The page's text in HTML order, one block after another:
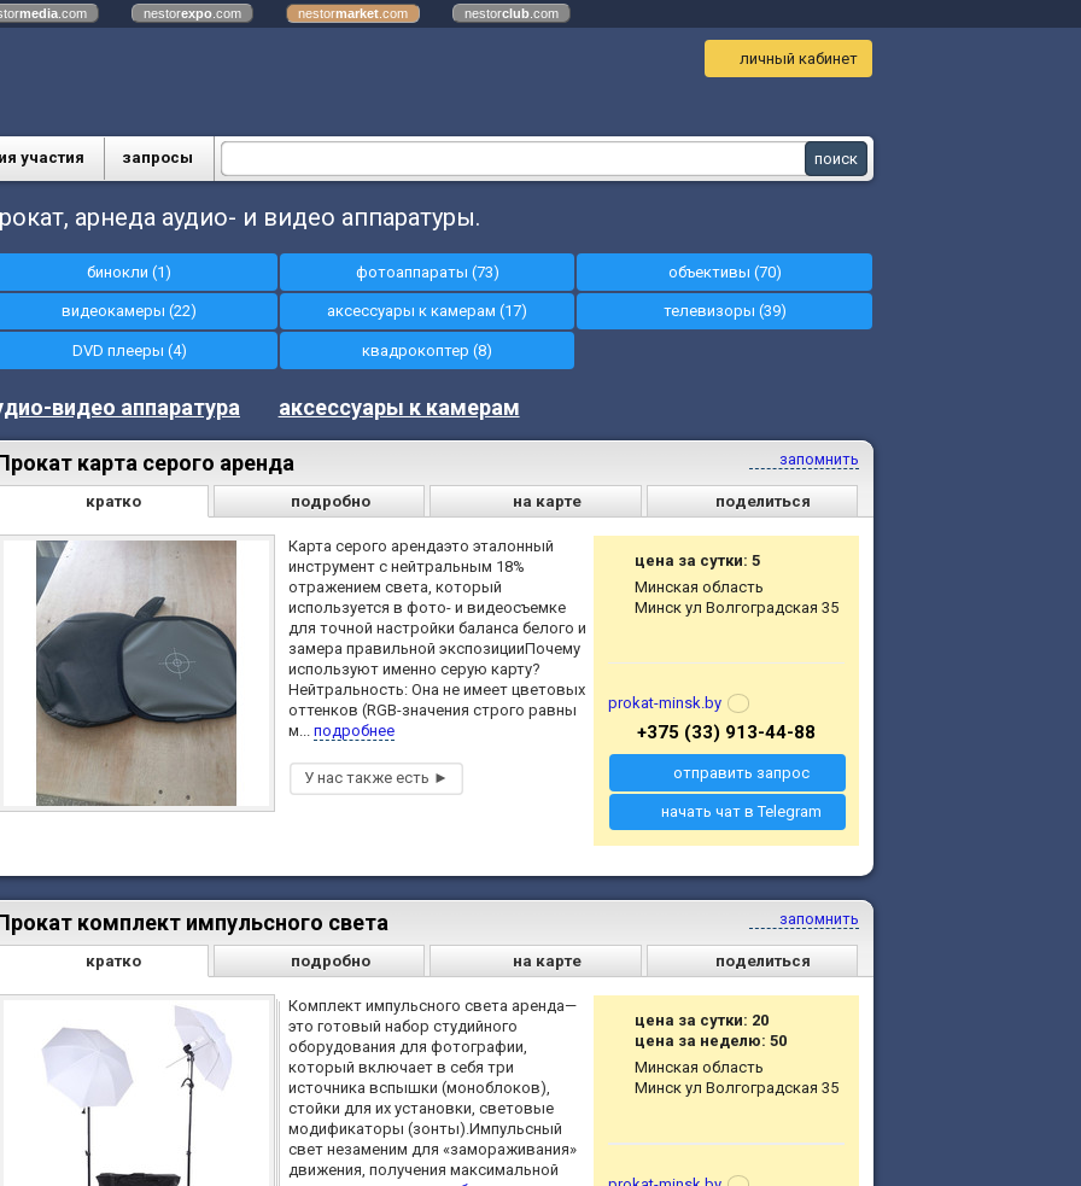
media .com nestorexpo .com nestormarket .com nestorclub .com
личный кабинет
участия запросы
арнеда аудио- и видео аппаратуры.
бинокли (1) фотоаппараты (73) объективы (70)
видеокамеры (22) аксессуары к камерам (17) телевизоры (39)
DVD плееры (4) квадрокоптер (8)
видео аппаратура аксессуары к камерам
запомнить
карта серого аренда
кратко подробно на карте поделиться
Карта серого арендаэто эталонный
инструмент с нейтральным 18%
отражением света, который
используется в фото- и видеосъемке
для точной настройки баланса белого и
замера правильной экспозицииПочему
используют именно серую карту?
Нейтральность: Она не имеет цветовых
оттенков (RGB-значения строго равны
м... подробнее
цена за сутки: 5
Минская область
Минск ул Волгоградская 35
prokat-minsk.by
+375 (33) 913-44-88
отправить запрос
начать чат в Telegram
запомнить
комплект импульсного света
кратко подробно на карте поделиться
Комплект импульсного света аренда—
это готовый набор студийного
оборудования для фотографии,
который включает в себя три
источника вспышки (моноблоков),
стойки для их установки, световые
модификаторы (зонты).Импульсный
свет незаменим для «замораживания»
движения, получения максимальной
цена за сутки: 20
цена за неделю: 50
Минская область
Минск ул Волгоградская 35